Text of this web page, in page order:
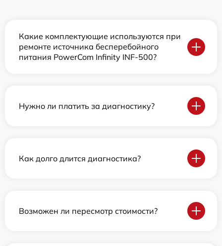
Какие комплектующие используются при
ремонте источника бесперебойного
питания PowerCom Infinity INF-500?
Нужно ли платить за диагностику?
Как долго длится диагностика?
Возможен ли пересмотр стоимости?